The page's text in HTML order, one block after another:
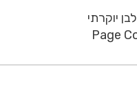
יוקרתי
Page